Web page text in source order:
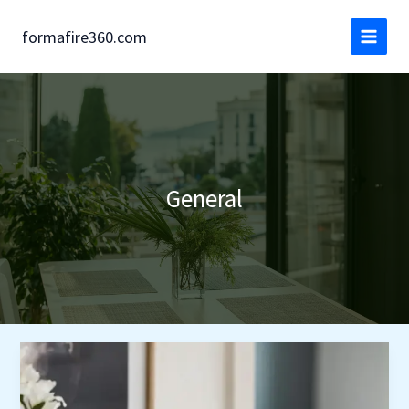
formafire360.com
General
Recomendaciones
para
los